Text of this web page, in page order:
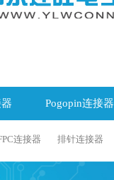
Pogopin连接器
连接器 排针连接器